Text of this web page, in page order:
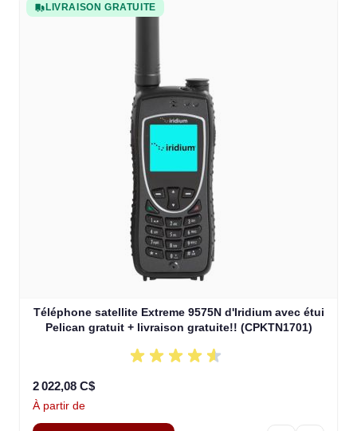
LIVRAISON GRATUITE
Téléphone satellite Extreme 9575N d'Iridium avec étui
Pelican gratuit + livraison gratuite!! (CPKTN1701)
2 022,08 C$
À partir de